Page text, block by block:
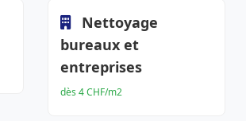
Nettoyage
bureaux et
entreprises
dès 4 CHF/m2